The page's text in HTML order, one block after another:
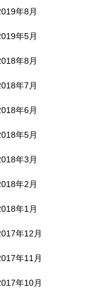
年8月
年5月
年8月
年7月
年6月
年5月
年3月
年2月
年1月
年12月
年11月
年10月